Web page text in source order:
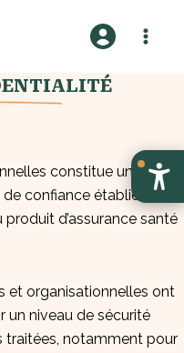
constitue un
confiance établie avec
d’assurance santé
et organisationnelles ont
un niveau de sécurité
traitées, notamment pour